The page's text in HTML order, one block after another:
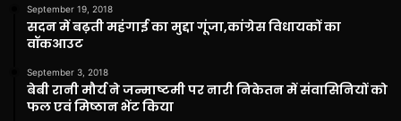
September 19, 2018
सदन में बढ़ती महंगाई का मुद्दा गूंजा,कांग्रेस विधायकों का
वॉकआउट
September 3, 2018
बेबी रानी मौर्य ने जन्माष्टमी पर नारी निकेतन में संवासिनियों को
फल एवं मिष्ठान भेंट किया